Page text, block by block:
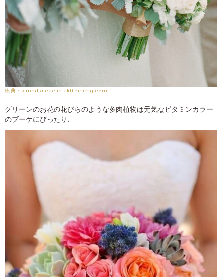
s-media-cache-ak0.pinimg.com
グリーンのお花の花びらのような多肉植物は元気なビタミンカラー
のブーケにぴったり♩